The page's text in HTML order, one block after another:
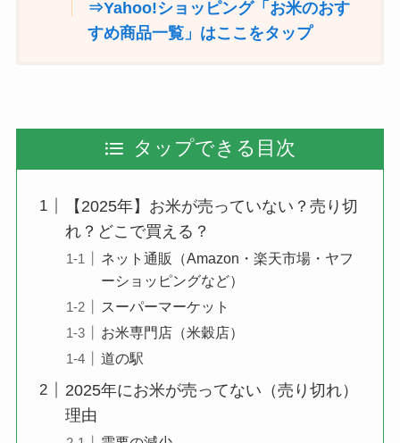
⇒Yahoo!ショッピング「お米のおす
すめ商品一覧」はここをタップ
タップできる目次
【2025年】お米が売っていない？売り切
れ？どこで買える？
ネット通販（Amazon・楽天市場・ヤフ
ーショッピングなど）
スーパーマーケット
お米専門店（米穀店）
道の駅
2025年にお米が売ってない（売り切れ）
理由